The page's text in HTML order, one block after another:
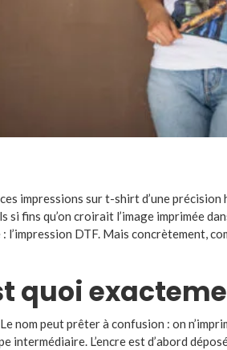
impressions sur t-shirt d’une
si fins qu’on croirait l’image imprimée
l’impression DTF. Mais concrètement,
quoi
nom peut prêter à confusion : on
intermédiaire. L’encre est d’abord